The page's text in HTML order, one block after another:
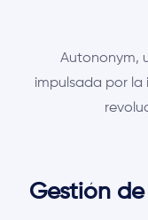
Autononym,
impulsada por
Gestión